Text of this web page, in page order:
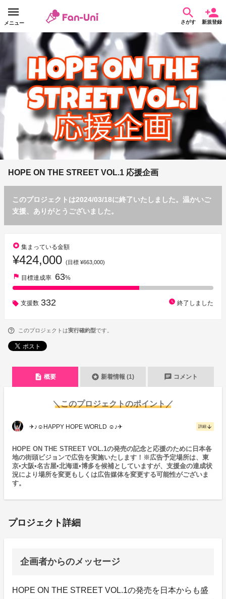
メニュー さがす 新規登録
HOPE ON THE STREET VOL.1 応援企画
このプロジェクトは2024/03/18に終了いたしました。温かいご
支援、ありがとうございました。
stars 集まっている金額
¥424,000 (目標 ¥663,000)
flag 目標達成率 63%
支援数 332 watch_later 終了しました
このプロジェクトは実行確約型です。
description 概要 stars 新着情報 (1) chat コメント
＼このプロジェクトのポイント／
✈︎♪☺︎HAPPY HOPE WORLD ☺︎♪✈︎ 詳細 arrow_downward
HOPE ON THE STREET VOL.1の発売の記念と応援のために日本各
地の街頭ビジョンで広告を実施いたします！※広告予定場所は、東
京•大阪•名古屋•北海道•博多を候補としていますが、支援金の達成状
況により場所を変更もしくは広告媒体を変更する可能性がございま
す。
プロジェクト詳細
企画者からのメッセージ
HOPE ON THE STREET VOL.1の発売を日本からも盛